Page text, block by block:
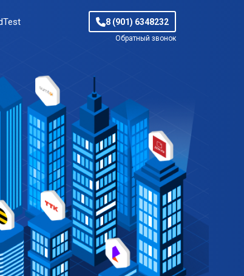
8 (901) 6348232
Обратный звонок